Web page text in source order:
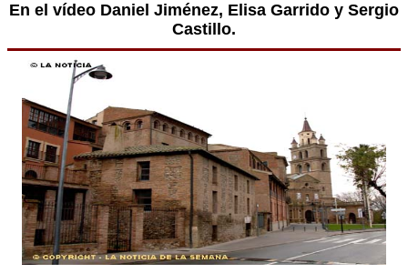
En el vídeo Daniel Jiménez, Elisa Garrido y Sergio
Castillo.